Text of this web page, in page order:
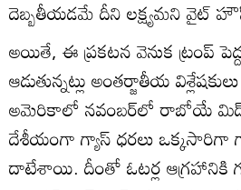
దెబ్బతీయడమే దీని లక్ష్యమని వైట్
అయితే, ఈ ప్రకటన వెనుక ట్రంప్
ఆడుతున్నట్లు అంతర్జాతీయ
అమెరికాలో నవంబర్‌లో రాబోయే
దేశీయంగా గ్యాస్ ధరలు ఒక్కసారిగా
దాటేశాయి. దీంతో ఓటర్ల ఆగ్రహానికి